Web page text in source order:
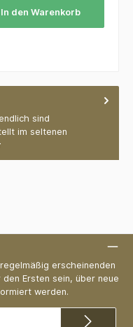
In den Warenkorb
sind
im seltenen
erscheinenden
Ersten sein, über neue
werden.